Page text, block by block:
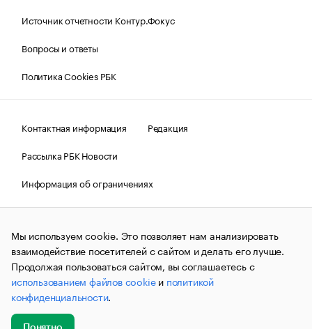
Источник отчетности Контур.Фокус
Вопросы и ответы
Политика Cookies РБК
Контактная информация
Редакция
Рассылка РБК Новости
Информация об ограничениях
Правовая информация
О соблюдении авторских прав
© АО «РОСБИЗНЕСКОНСАЛТИНГ»,1995–2026.Сообщения
и материалы информационного агентства «РБК»
(зарегистрировано Федеральной службой по надзору в сфере
связи, информационных технологий и массовых
коммуникаций (Роскомнадзор) 09.12.2015 за номером ИА
№ФС77-63848) сопровождаются пометкой «РБК». Отдельные
публикации могут содержать информацию,
не предназначенную для пользователей
до 18 лет.
Мы используем cookie. Это позволяет нам анализировать
взаимодействие посетителей с сайтом и делать его лучше.
Продолжая пользоваться сайтом, вы соглашаетесь с
использованием файлов cookieи политикой
конфиденциальности.